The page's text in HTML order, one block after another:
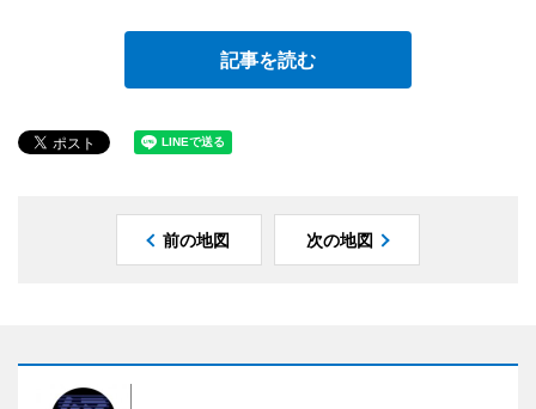
記事を読む
前の地図 次の地図